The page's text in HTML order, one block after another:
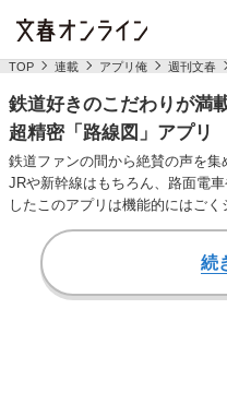
TOP 連載 アプリ俺 週刊文春
鉄道好きのこだわりが満
超精密「路線図」アプリ
鉄道ファンの間から絶賛の声を集
JRや新幹線はもちろん、路面電
したこのアプリは機能的にはご
頃から手書きで…
続